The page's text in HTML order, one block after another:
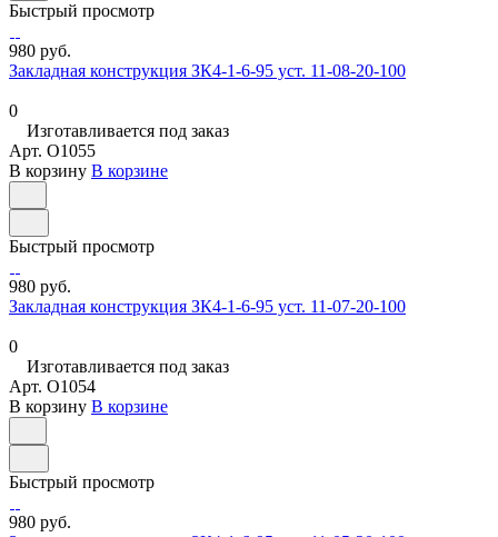
Быстрый просмотр
980 руб.
Закладная конструкция ЗК4-1-6-95 уст. 11-08-20-100
0
Изготавливается под заказ
Арт. O1055
В корзину В корзине
Быстрый просмотр
980 руб.
Закладная конструкция ЗК4-1-6-95 уст. 11-07-20-100
0
Изготавливается под заказ
Арт. O1054
В корзину В корзине
Быстрый просмотр
980 руб.